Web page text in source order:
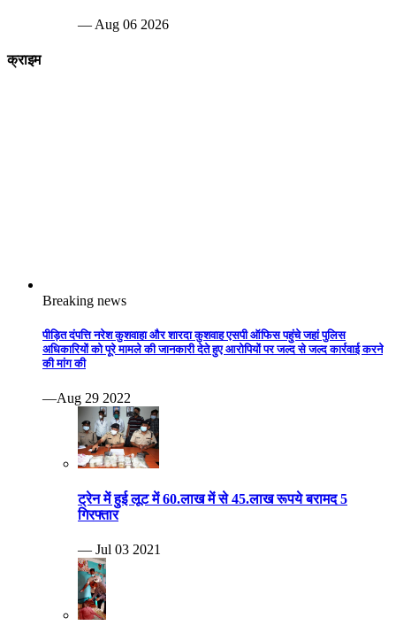
— Aug 06 2026
क्राइम
ट्रेन में हुई लूट में 60.लाख में से 45.लाख रूपये बरामद 5
गिरफ्तार
— Jul 03 2021
पति करता था शक, पत्नी ने कर दी हत्या .महाराजपुरा थाना क्षेत्र
— Jun 06 2021
युवक ने अपनी ही प्रेमिका की गला घोंटकर हत्या कर दी।